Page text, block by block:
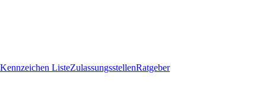
Kennzeichen ListeZulassungsstellenRatgeber